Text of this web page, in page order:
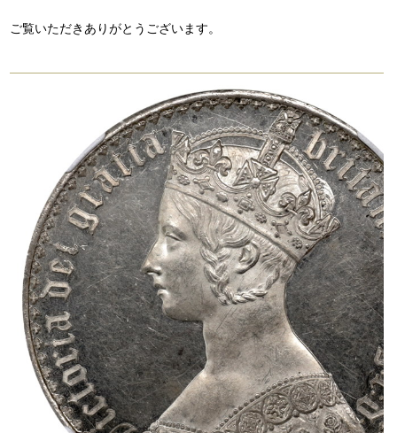
ご覧いただきありがとうございます。